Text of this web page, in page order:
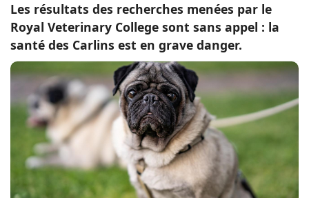
Emotion
Tops
Sauvetages
Conso
Les résultats des recherches menées par le
Royal Veterinary College sont sans appel : la
santé des Carlins est en grave danger.